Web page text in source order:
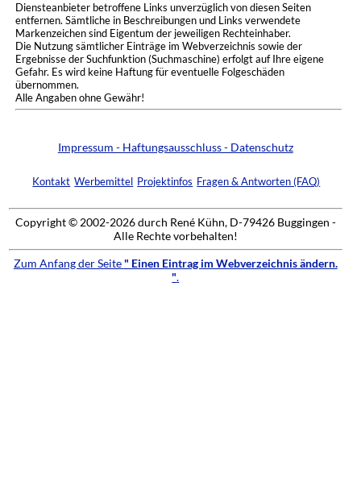
Diensteanbieter betroffene Links unverzüglich von diesen Seiten
entfernen. Sämtliche in Beschreibungen und Links verwendete
Markenzeichen sind Eigentum der jeweiligen Rechteinhaber.
Die Nutzung sämtlicher Einträge im Webverzeichnis sowie der
Ergebnisse der Suchfunktion (Suchmaschine) erfolgt auf Ihre eigene
Gefahr. Es wird keine Haftung für eventuelle Folgeschäden
übernommen.
Alle Angaben ohne Gewähr!
Impressum - Haftungsausschluss - Datenschutz
Kontakt Werbemittel Projektinfos Fragen & Antworten (FAQ)
Copyright © 2002-2026 durch René Kühn, D-79426 Buggingen -
Alle Rechte vorbehalten!
Zum Anfang der Seite " Einen Eintrag im Webverzeichnis ändern.
".